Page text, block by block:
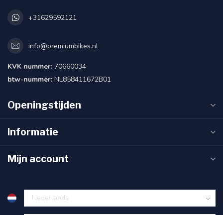
+31629592121
info@premiumbikes.nl
KVK nummer: 70660034
btw-nummer: NL858411672B01
Openingstijden
Informatie
Mijn account